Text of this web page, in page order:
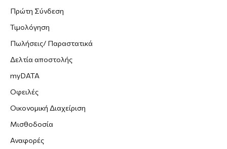
Πρώτη Σύνδεση
Τιμολόγηση
Πωλήσεις/ Παραστατικά
Δελτία αποστολής
myDATA
Οφειλές
Οικονομική Διαχείριση
Μισθοδοσία
Αναφορές